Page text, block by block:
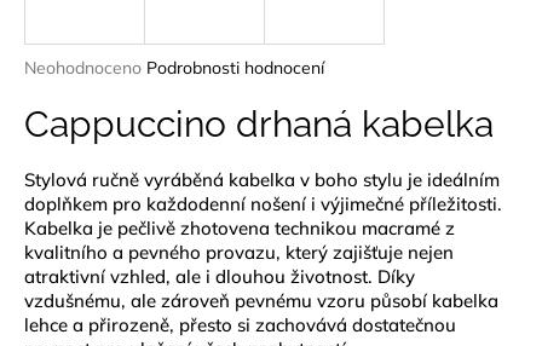
Průměrné
produktu
je
z
5
hvězdiček.
Neohodnoceno Podrobnosti hodnocení
Cappuccino drhaná kabelka
Stylová ručně vyráběná kabelka v boho stylu je ideálním
doplňkem pro každodenní nošení i výjimečné příležitosti.
Kabelka je pečlivě zhotovena technikou macramé z
kvalitního a pevného provazu, který zajišťuje nejen
atraktivní vzhled, ale i dlouhou životnost. Díky
vzdušnému, ale zároveň pevnému vzoru působí kabelka
lehce a přirozeně, přesto si zachovává dostatečnou
j
t
HLEDAT